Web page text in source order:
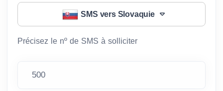
SMS vers Slovaquie
Précisez le nº de SMS à solliciter